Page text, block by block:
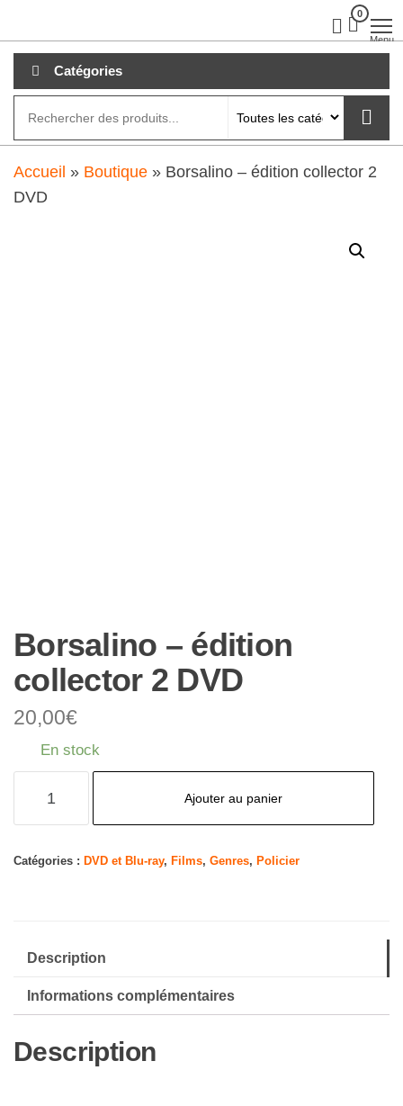
au
contenu
0
Menu
Catégories
Accueil » Boutique » Borsalino – édition collector 2
DVD
Borsalino – édition
collector 2 DVD
20,00€
En stock
-
DVD
Ajouter au panier
Catégories : DVD et Blu-ray, Films, Genres, Policier
Description
Informations complémentaires
Description